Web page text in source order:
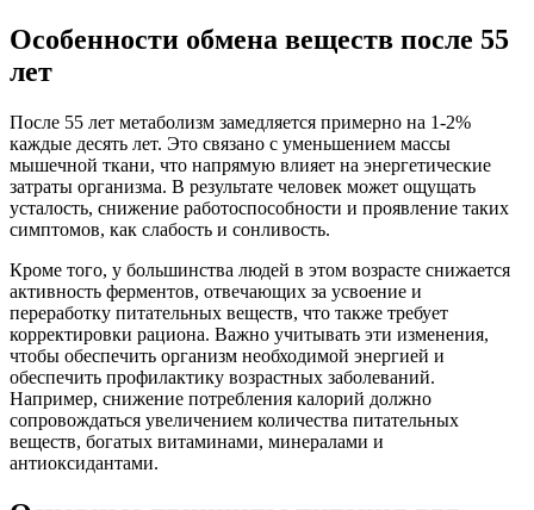
Особенности обмена веществ после 55
лет
После 55 лет метаболизм замедляется примерно на 1-2%
каждые десять лет. Это связано с уменьшением массы
мышечной ткани, что напрямую влияет на энергетические
затраты организма. В результате человек может ощущать
усталость, снижение работоспособности и проявление таких
симптомов, как слабость и сонливость.
Кроме того, у большинства людей в этом возрасте снижается
активность ферментов, отвечающих за усвоение и
переработку питательных веществ, что также требует
корректировки рациона. Важно учитывать эти изменения,
чтобы обеспечить организм необходимой энергией и
обеспечить профилактику возрастных заболеваний.
Например, снижение потребления калорий должно
сопровождаться увеличением количества питательных
веществ, богатых витаминами, минералами и
антиоксидантами.